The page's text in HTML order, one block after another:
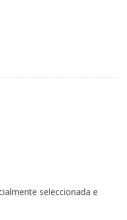
seleccionada e